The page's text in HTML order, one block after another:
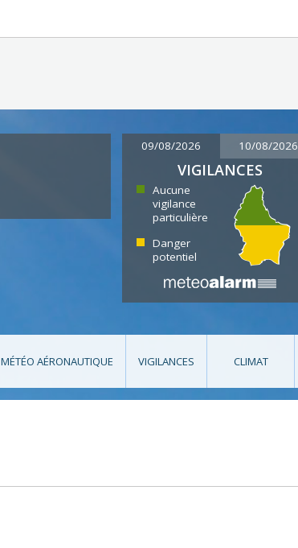
09/08/2026 10/08/2026
VIGILANCES
Aucune
vigilance
particulière
Danger
potentiel
MÉTÉO AÉRONAUTIQUE VIGILANCES CLIMAT